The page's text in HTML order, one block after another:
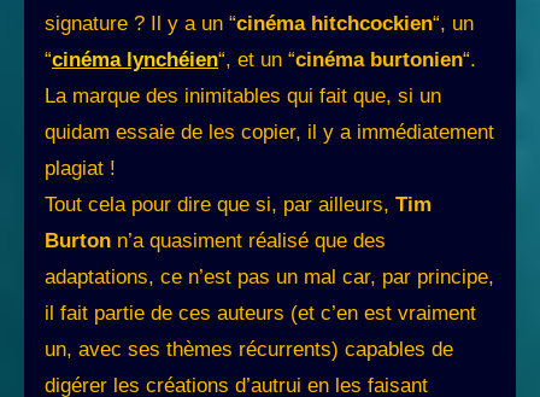
signature ? Il y a un “cinéma hitchcockien“, un
“cinéma lynchéien“, et un “cinéma burtonien“.
La marque des inimitables qui fait que, si un
quidam essaie de les copier, il y a immédiatement
plagiat !
Tout cela pour dire que si, par ailleurs, Tim
Burton n’a quasiment réalisé que des
adaptations, ce n’est pas un mal car, par principe,
il fait partie de ces auteurs (et c’en est vraiment
un, avec ses thèmes récurrents) capables de
digérer les créations d’autrui en les faisant